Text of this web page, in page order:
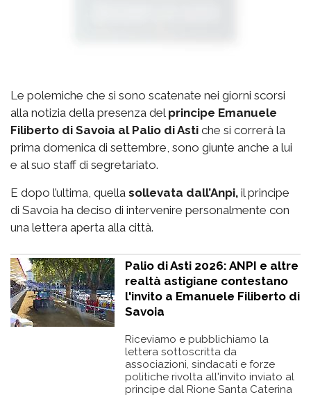
Le polemiche che si sono scatenate nei giorni scorsi
alla notizia della presenza del principe Emanuele
Filiberto di Savoia al Palio di Asti che si correrà la
prima domenica di settembre, sono giunte anche a lui
e al suo staff di segretariato.
E dopo l’ultima, quella sollevata dall’Anpi, il principe
di Savoia ha deciso di intervenire personalmente con
una lettera aperta alla città.
Palio di Asti 2026: ANPI e altre
realtà astigiane contestano
l'invito a Emanuele Filiberto di
Savoia
Riceviamo e pubblichiamo la
lettera sottoscritta da
associazioni, sindacati e forze
politiche rivolta all'invito inviato al
principe dal Rione Santa Caterina